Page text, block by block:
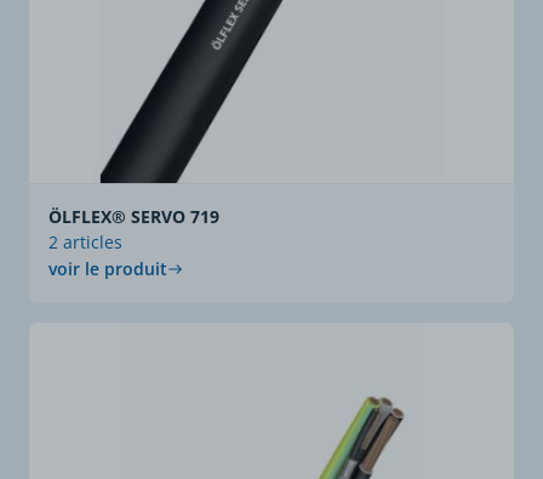
ÖLFLEX® SERVO 719
2 articles
voir le produit